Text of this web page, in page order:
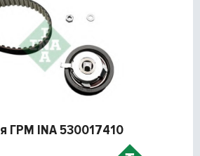
ГРМ INA 530017410